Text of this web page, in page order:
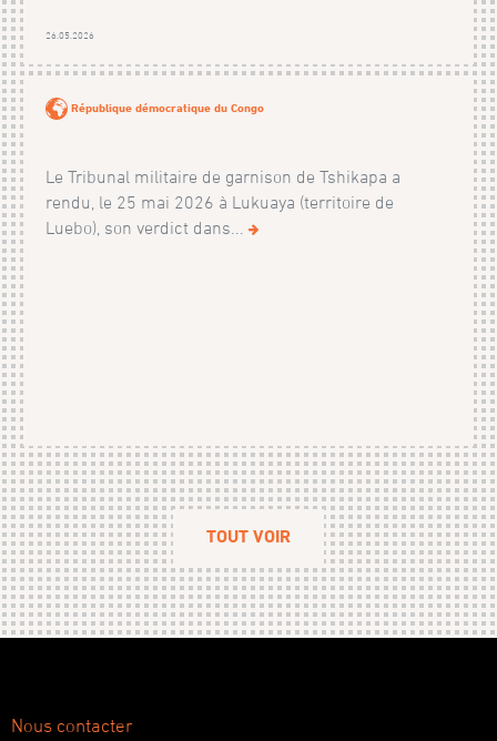
26.05.2026
République démocratique du Congo
Le Tribunal militaire de garnison de Tshikapa a
rendu, le 25 mai 2026 à Lukuaya (territoire de
Luebo), son verdict dans...
TOUT VOIR
Nous contacter